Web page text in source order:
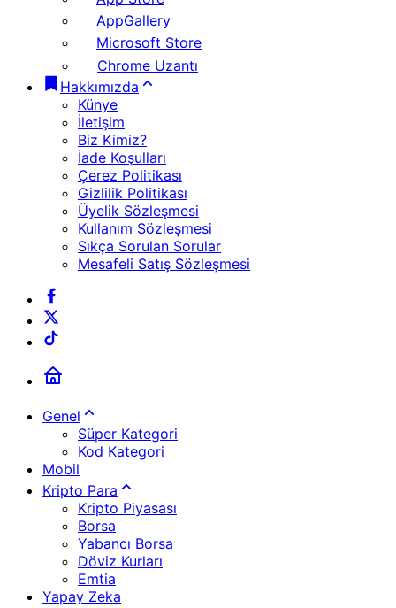
AppGallery
Microsoft Store
Chrome Uzantı
Hakkımızda
Künye
İletişim
Biz Kimiz?
İade Koşulları
Çerez Politikası
Gizlilik Politikası
Üyelik Sözleşmesi
Kullanım Sözleşmesi
Sıkça Sorulan Sorular
Mesafeli Satış Sözleşmesi
Genel
Süper Kategori
Kod Kategori
Mobil
Kripto Para
Kripto Piyasası
Borsa
Yabancı Borsa
Döviz Kurları
Emtia
Yapay Zeka